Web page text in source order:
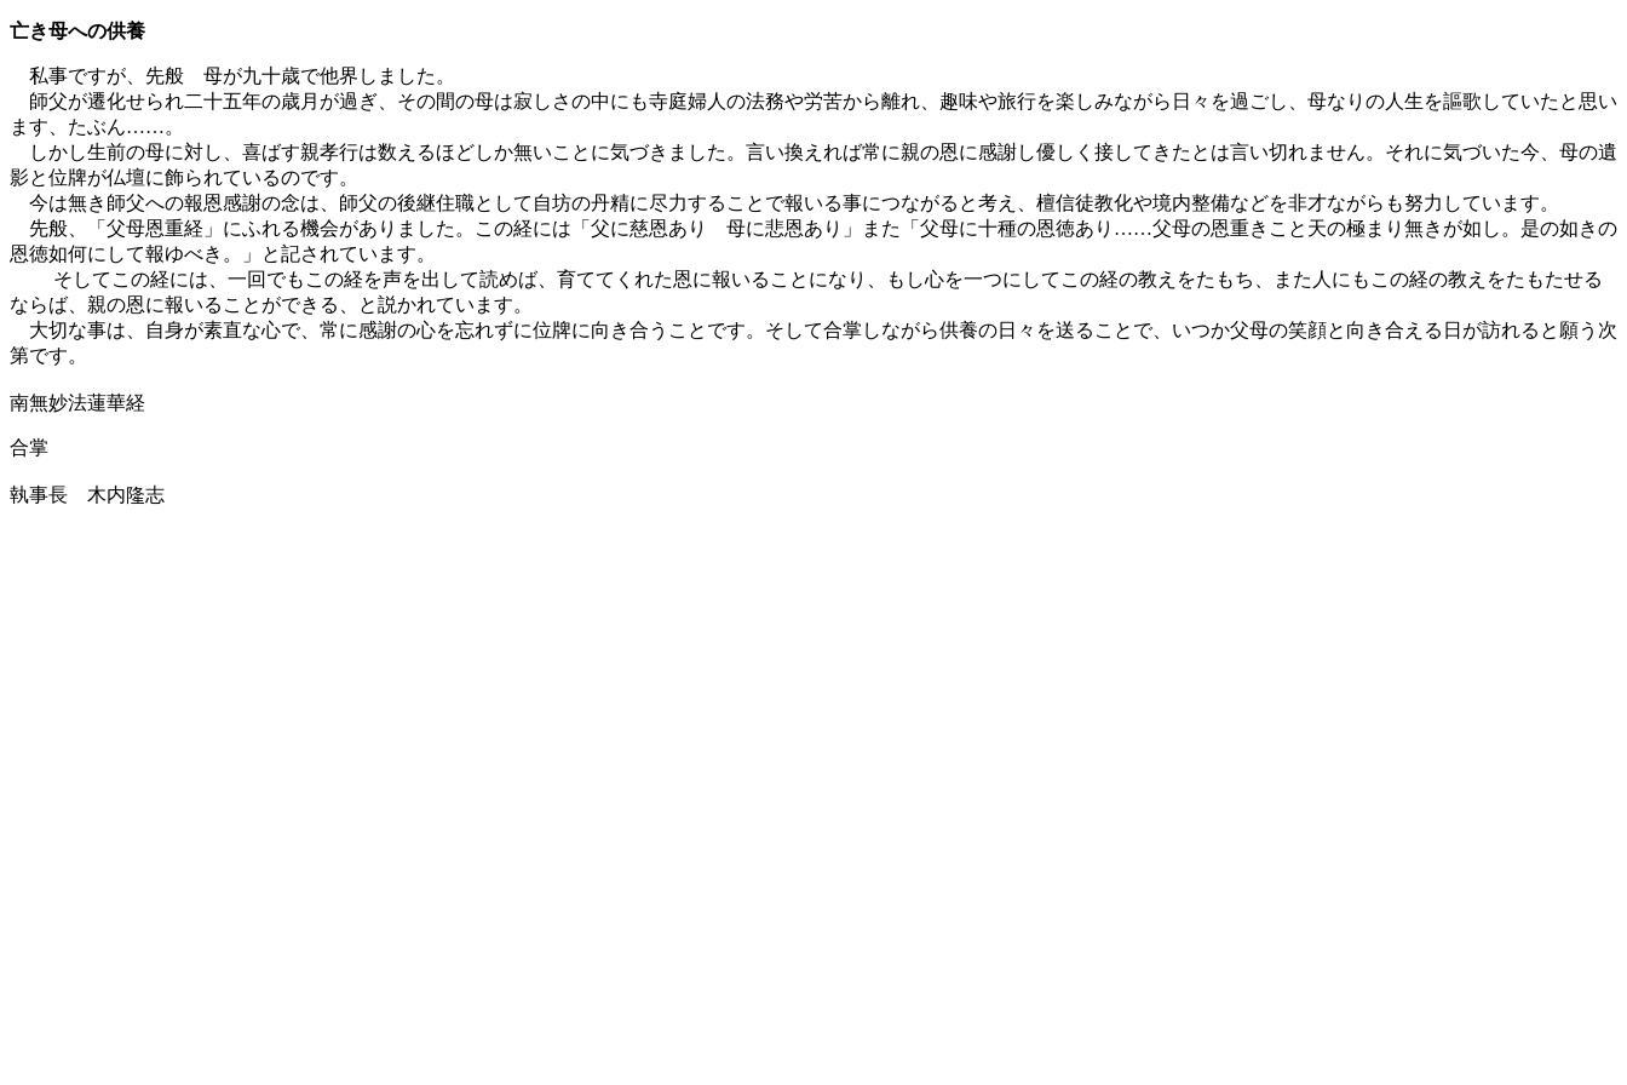
亡き母への供養
私事ですが、先般 母が九十歳で他界しました。
師父が遷化せられ二十五年の歳月が過ぎ、その間の母は寂しさの中にも寺庭婦人の法務や労苦から離れ、趣味や旅行を楽しみながら日々を過ごし、母なりの人生を謳歌していたと思い
ます、たぶん……。
しかし生前の母に対し、喜ばす親孝行は数えるほどしか無いことに気づきました。言い換えれば常に親の恩に感謝し優しく接してきたとは言い切れません。それに気づいた今、母の遺
影と位牌が仏壇に飾られているのです。
今は無き師父への報恩感謝の念は、師父の後継住職として自坊の丹精に尽力することで報いる事につながると考え、檀信徒教化や境内整備などを非才ながらも努力しています。
先般、「父母恩重経」にふれる機会がありました。この経には「父に慈恩あり 母に悲恩あり」また「父母に十種の恩徳あり……父母の恩重きこと天の極まり無きが如し。是の如きの
恩徳如何にして報ゆべき。」と記されています。
そしてこの経には、一回でもこの経を声を出して読めば、育ててくれた恩に報いることになり、もし心を一つにしてこの経の教えをたもち、また人にもこの経の教えをたもたせる
ならば、親の恩に報いることができる、と説かれています。
大切な事は、自身が素直な心で、常に感謝の心を忘れずに位牌に向き合うことです。そして合掌しながら供養の日々を送ることで、いつか父母の笑顔と向き合える日が訪れると願う次
第です。
南無妙法蓮華経
合掌
執事長 木内隆志